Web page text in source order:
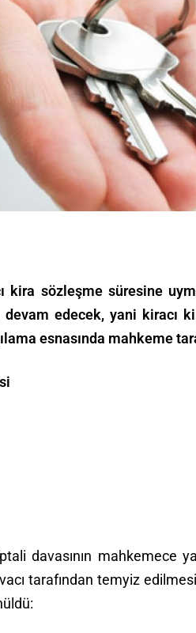
kira sözleşme süresine
edecek, yani kiracı
esnasında mahkeme
davasının mahkemece
tarafından temyiz